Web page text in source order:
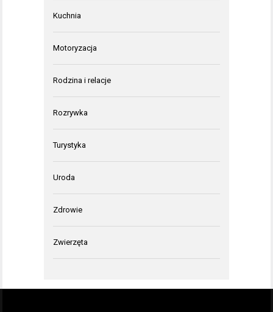
Kuchnia
Motoryzacja
Rodzina i relacje
Rozrywka
Turystyka
Uroda
Zdrowie
Zwierzęta